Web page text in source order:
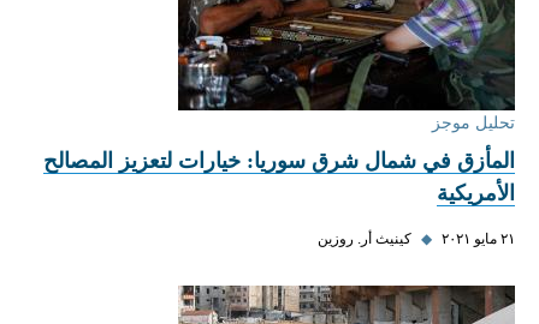
تحليل موجز
المأزق في شمال شرق سوريا: خيارات لتعزيز المصالح
الأمريكية
٢١ مايو ٢٠٢١ ◆ كينيث أر. روزين